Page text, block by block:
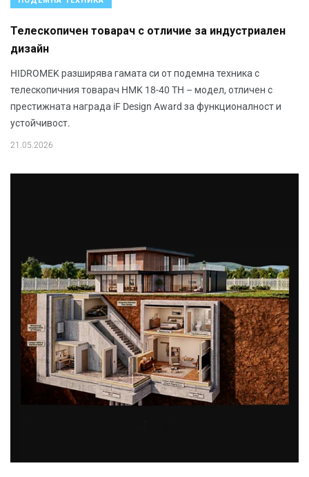
Телескопичен товарач с отличие за индустриален
дизайн
HIDROMEK разширява гамата си от подемна техника с
телескопичния товарач HMK 18-40 TH – модел, отличен с
престижната награда iF Design Award за функционалност и
устойчивост.
21.05.2026